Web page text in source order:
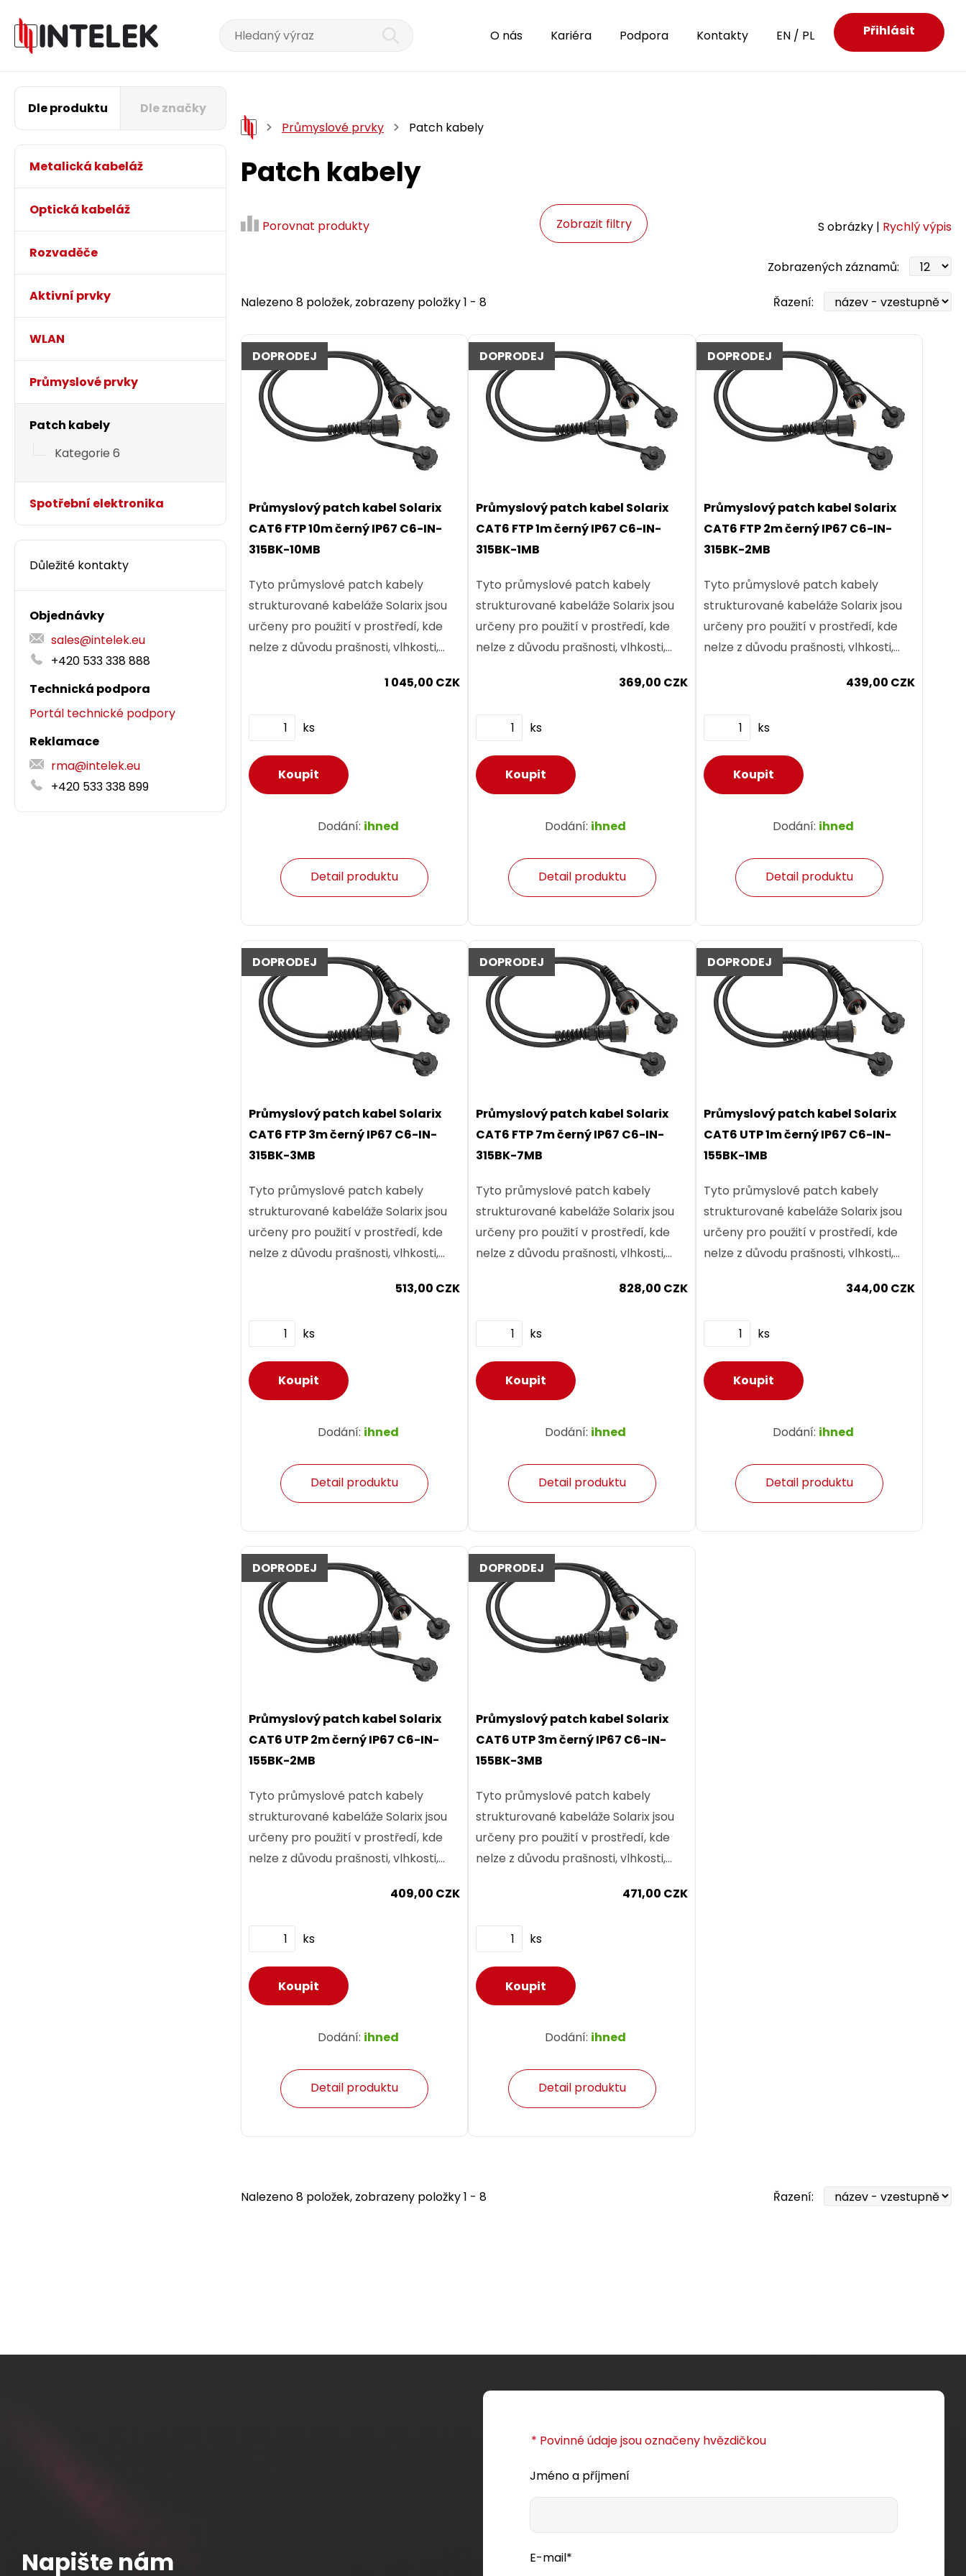
O nás Kariéra Podpora Kontakty EN / PL Přihlásit
Dle produktu Dle značky
Metalická kabeláž
Optická kabeláž
Rozvaděče
Aktivní prvky
WLAN
Průmyslové prvky
Patch kabely
Kategorie 6
Spotřební elektronika
Důležité kontakty
Objednávky
sales@intelek.eu
+420 533 338 888
Technická podpora
Portál technické podpory
Reklamace
rma@intelek.eu
+420 533 338 899
Průmyslové prvky Patch kabely
Patch kabely
Porovnat produkty Zobrazit filtry S obrázky | Rychlý výpis
Zobrazených záznamů:
Nalezeno 8 položek, zobrazeny položky 1 - 8 Řazení:
DOPRODEJ
Průmyslový patch kabel Solarix
CAT6 FTP 10m černý IP67 C6-IN-
315BK-10MB
Tyto průmyslové patch kabely
strukturované kabeláže Solarix jsou
určeny pro použití v prostředí, kde
nelze z důvodu prašnosti, vlhkosti,
1 045,00 CZK
ks
Dodání: ihned
Detail produktu
DOPRODEJ
Průmyslový patch kabel Solarix
CAT6 FTP 1m černý IP67 C6-IN-
315BK-1MB
Tyto průmyslové patch kabely
strukturované kabeláže Solarix jsou
určeny pro použití v prostředí, kde
nelze z důvodu prašnosti, vlhkosti,
369,00 CZK
ks
Dodání: ihned
Detail produktu
DOPRODEJ
Průmyslový patch kabel Solarix
CAT6 FTP 2m černý IP67 C6-IN-
315BK-2MB
Tyto průmyslové patch kabely
strukturované kabeláže Solarix jsou
určeny pro použití v prostředí, kde
nelze z důvodu prašnosti, vlhkosti,
439,00 CZK
ks
Dodání: ihned
Detail produktu
DOPRODEJ
Průmyslový patch kabel Solarix
CAT6 FTP 3m černý IP67 C6-IN-
315BK-3MB
Tyto průmyslové patch kabely
strukturované kabeláže Solarix jsou
určeny pro použití v prostředí, kde
nelze z důvodu prašnosti, vlhkosti,
513,00 CZK
ks
Dodání: ihned
Detail produktu
DOPRODEJ
Průmyslový patch kabel Solarix
CAT6 FTP 7m černý IP67 C6-IN-
315BK-7MB
Tyto průmyslové patch kabely
strukturované kabeláže Solarix jsou
určeny pro použití v prostředí, kde
nelze z důvodu prašnosti, vlhkosti,
828,00 CZK
ks
Dodání: ihned
Detail produktu
DOPRODEJ
Průmyslový patch kabel Solarix
CAT6 UTP 1m černý IP67 C6-IN-
155BK-1MB
Tyto průmyslové patch kabely
strukturované kabeláže Solarix jsou
určeny pro použití v prostředí, kde
nelze z důvodu prašnosti, vlhkosti,
344,00 CZK
ks
Dodání: ihned
Detail produktu
DOPRODEJ
Průmyslový patch kabel Solarix
CAT6 UTP 2m černý IP67 C6-IN-
155BK-2MB
Tyto průmyslové patch kabely
strukturované kabeláže Solarix jsou
určeny pro použití v prostředí, kde
nelze z důvodu prašnosti, vlhkosti,
409,00 CZK
ks
Dodání: ihned
Detail produktu
DOPRODEJ
Průmyslový patch kabel Solarix
CAT6 UTP 3m černý IP67 C6-IN-
155BK-3MB
Tyto průmyslové patch kabely
strukturované kabeláže Solarix jsou
určeny pro použití v prostředí, kde
nelze z důvodu prašnosti, vlhkosti,
471,00 CZK
ks
Dodání: ihned
Detail produktu
Nalezeno 8 položek, zobrazeny položky 1 - 8 Řazení:
Napište nám
* Povinné údaje jsou označeny hvězdičkou
Jméno a příjmení
E-mail*